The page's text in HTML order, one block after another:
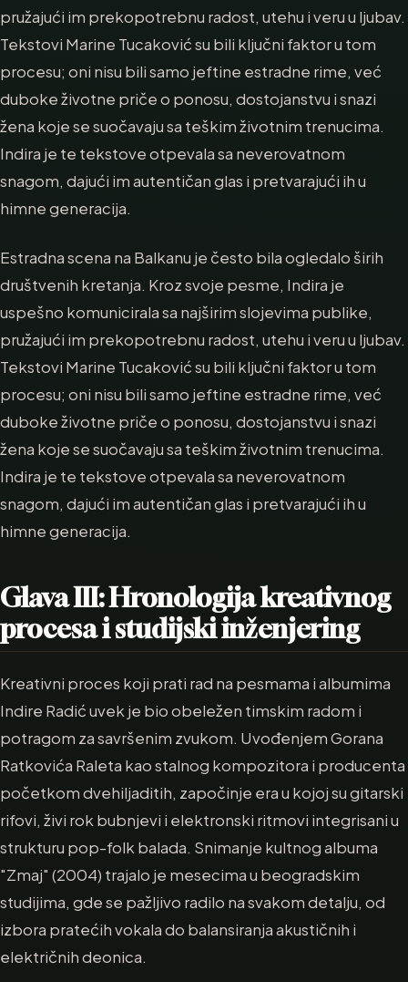
pružajući im prekopotrebnu radost, utehu i veru u ljubav.
Tekstovi Marine Tucaković su bili ključni faktor u tom
procesu; oni nisu bili samo jeftine estradne rime, već
duboke životne priče o ponosu, dostojanstvu i snazi
žena koje se suočavaju sa teškim životnim trenucima.
Indira je te tekstove otpevala sa neverovatnom
snagom, dajući im autentičan glas i pretvarajući ih u
himne generacija.
Estradna scena na Balkanu je često bila ogledalo širih
društvenih kretanja. Kroz svoje pesme, Indira je
uspešno komunicirala sa najširim slojevima publike,
pružajući im prekopotrebnu radost, utehu i veru u ljubav.
Tekstovi Marine Tucaković su bili ključni faktor u tom
procesu; oni nisu bili samo jeftine estradne rime, već
duboke životne priče o ponosu, dostojanstvu i snazi
žena koje se suočavaju sa teškim životnim trenucima.
Indira je te tekstove otpevala sa neverovatnom
snagom, dajući im autentičan glas i pretvarajući ih u
himne generacija.
Glava III: Hronologija kreativnog
procesa i studijski inženjering
Kreativni proces koji prati rad na pesmama i albumima
Indire Radić uvek je bio obeležen timskim radom i
potragom za savršenim zvukom. Uvođenjem Gorana
Ratkovića Raleta kao stalnog kompozitora i producenta
početkom dvehiljaditih, započinje era u kojoj su gitarski
rifovi, živi rok bubnjevi i elektronski ritmovi integrisani u
strukturu pop-folk balada. Snimanje kultnog albuma
"Zmaj" (2004) trajalo je mesecima u beogradskim
studijima, gde se pažljivo radilo na svakom detalju, od
izbora pratećih vokala do balansiranja akustičnih i
električnih deonica.